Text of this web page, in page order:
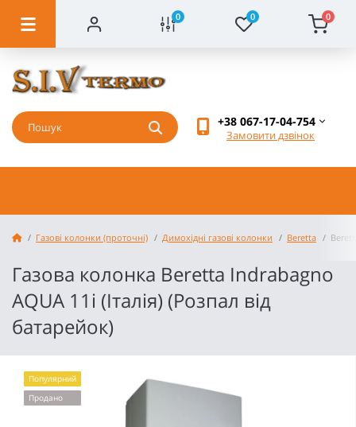
0 0 0
+38 067-17-04-754
Замовити дзвінок
Газові колонки (проточні) Димохідні газові колонки Beretta
Газова колонка Beretta Indrabagno
AQUA 11i (Італія) (Розпал від
батарейок)
Популярний
Продано